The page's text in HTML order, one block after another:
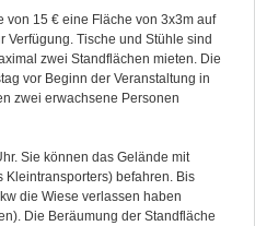
von 15 € eine Fläche von 3x3m auf
Verfügung. Tische und Stühle sind
zwei Standflächen mieten. Die
vor Beginn der Veranstaltung in
zwei erwachsene Personen
Sie können das Gelände mit
Kleintransporters) befahren. Bis
die Wiese verlassen haben
Die Beräumung der Standfläche